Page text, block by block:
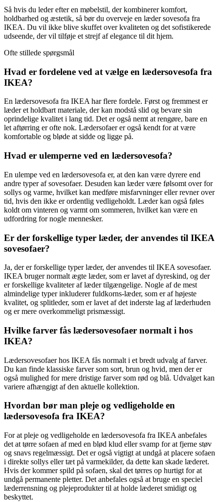
Så hvis du leder efter en møbelstil, der kombinerer komfort,
holdbarhed og æstetik, så bør du overveje en læder sovesofa fra
IKEA. Du vil ikke blive skuffet over kvaliteten og det sofistikerede
udseende, der vil tilføje et strejf af elegance til dit hjem.
Ofte stillede spørgsmål
Hvad er fordelene ved at vælge en lædersovesofa fra
IKEA?
En lædersovesofa fra IKEA har flere fordele. Først og fremmest er
læder et holdbart materiale, der kan modstå slid og bevare sin
oprindelige kvalitet i lang tid. Det er også nemt at rengøre, bare en
let aftørring er ofte nok. Lædersofaer er også kendt for at være
komfortable og bløde at sidde og ligge på.
Hvad er ulemperne ved en lædersovesofa?
En ulempe ved en lædersovesofa er, at den kan være dyrere end
andre typer af sovesofaer. Desuden kan læder være følsomt over for
sollys og varme, hvilket kan medføre misfarvninger eller revner over
tid, hvis den ikke er ordentlig vedligeholdt. Læder kan også føles
koldt om vinteren og varmt om sommeren, hvilket kan være en
udfordring for nogle mennesker.
Er der forskellige typer læder, der anvendes til IKEA
sovesofaer?
Ja, der er forskellige typer læder, der anvendes til IKEA sovesofaer.
IKEA bruger normalt ægte læder, som er lavet af dyreskind, og der
er forskellige kvaliteter af læder tilgængelige. Nogle af de mest
almindelige typer inkluderer fuldkorns-læder, som er af højeste
kvalitet, og splitleder, som er lavet af det inderste lag af læderhuden
og er mere overkommeligt prismæssigt.
Hvilke farver fås lædersovesofaer normalt i hos
IKEA?
Lædersovesofaer hos IKEA fås normalt i et bredt udvalg af farver.
Du kan finde klassiske farver som sort, brun og hvid, men der er
også mulighed for mere dristige farver som rød og blå. Udvalget kan
variere afhængigt af den aktuelle kollektion.
Hvordan bør man pleje og vedligeholde en
lædersovesofa fra IKEA?
For at pleje og vedligeholde en lædersovesofa fra IKEA anbefales
det at tørre sofaen af med en blød klud eller svamp for at fjerne støv
og snavs regelmæssigt. Det er også vigtigt at undgå at placere sofaen
i direkte sollys eller tæt på varmekilder, da dette kan skade læderet.
Hvis der kommer spild på sofaen, skal det tørres op hurtigt for at
undgå permanente pletter. Det anbefales også at bruge en speciel
læderrensning og plejeprodukter til at holde læderet smidigt og
beskyttet.